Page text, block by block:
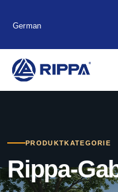
German
PRODUKTKATEGORIE
Rippa-